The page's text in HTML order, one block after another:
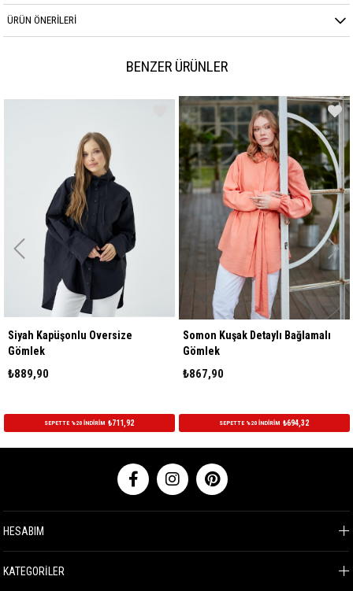
ÜRÜN ÖNERILERI
BENZER ÜRÜNLER
Siyah Kapüşonlu Oversize
Gömlek
₺889,90
SEPETTE %20 İNDİRİM ₺711,92
Somon Kuşak Detaylı Bağlamalı
Gömlek
₺867,90
SEPETTE %20 İNDİRİM ₺694,32
HESABIM
KATEGORİLER